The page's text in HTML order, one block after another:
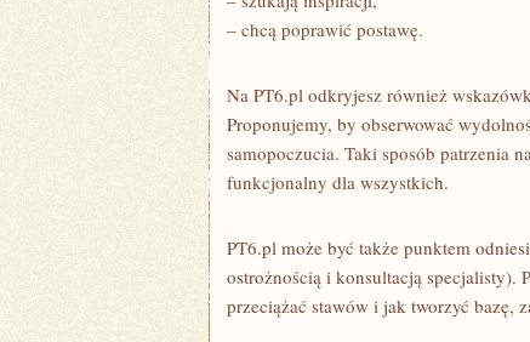
– chcą poprawić postawę.
Na PT6.pl odkryjesz również
Proponujemy, by obserwować
samopoczucia. Taki sposób patrzenia
funkcjonalny dla wszystkich.
PT6.pl może być także punktem
ostrożnością i konsultacją specjalisty).
przeciążać stawów i jak tworzyć bazę,